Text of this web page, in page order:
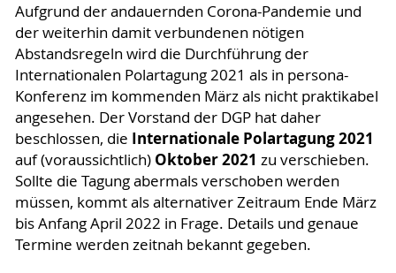
Aufgrund der andauernden Corona-Pandemie und
der weiterhin damit verbundenen nötigen
Abstandsregeln wird die Durchführung der
Internationalen Polartagung 2021 als in persona-
Konferenz im kommenden März als nicht praktikabel
angesehen. Der Vorstand der DGP hat daher
beschlossen, die Internationale Polartagung 2021
auf (voraussichtlich) Oktober 2021 zu verschieben.
Sollte die Tagung abermals verschoben werden
müssen, kommt als alternativer Zeitraum Ende März
bis Anfang April 2022 in Frage. Details und genaue
Termine werden zeitnah bekannt gegeben.